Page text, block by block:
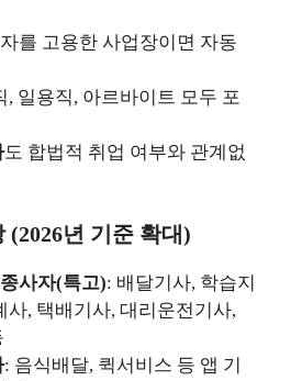
를 고용한 사업장이면 자동
, 일용직, 아르바이트 모두 포
도 합법적 취업 여부와 관계없
(2026년 기준 확대)
사자(특고): 배달기사, 학습지
사, 택배기사, 대리운전기사,
: 음식배달, 퀵서비스 등 앱 기